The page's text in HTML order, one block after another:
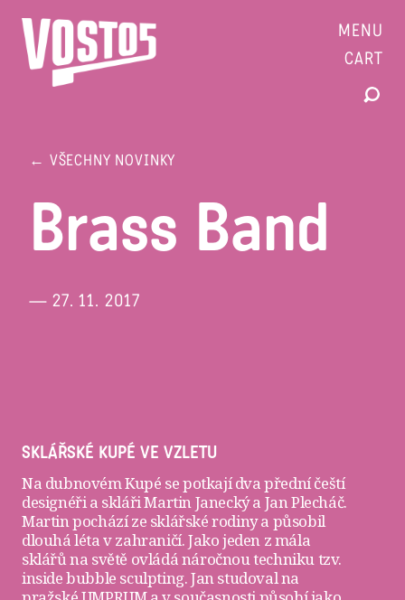
MENU
CART
← VŠECHNY NOVINKY
Brass Band
— 27. 11. 2017
SKLÁŘSKÉ KUPÉ VE VZLETU
Na dubnovém Kupé se potkají dva přední čeští
designéři a sklářiMartin Janeckýa Jan Plecháč.
Martin pochází ze sklářské rodiny a působil
dlouhá léta v zahraničí. Jako jeden z mála
sklářů na světě ovládá náročnou techniku tzv.
inside bubble sculpting. Jan studoval na